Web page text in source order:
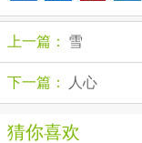
上一篇： 雪
下一篇： 人心
猜你喜欢